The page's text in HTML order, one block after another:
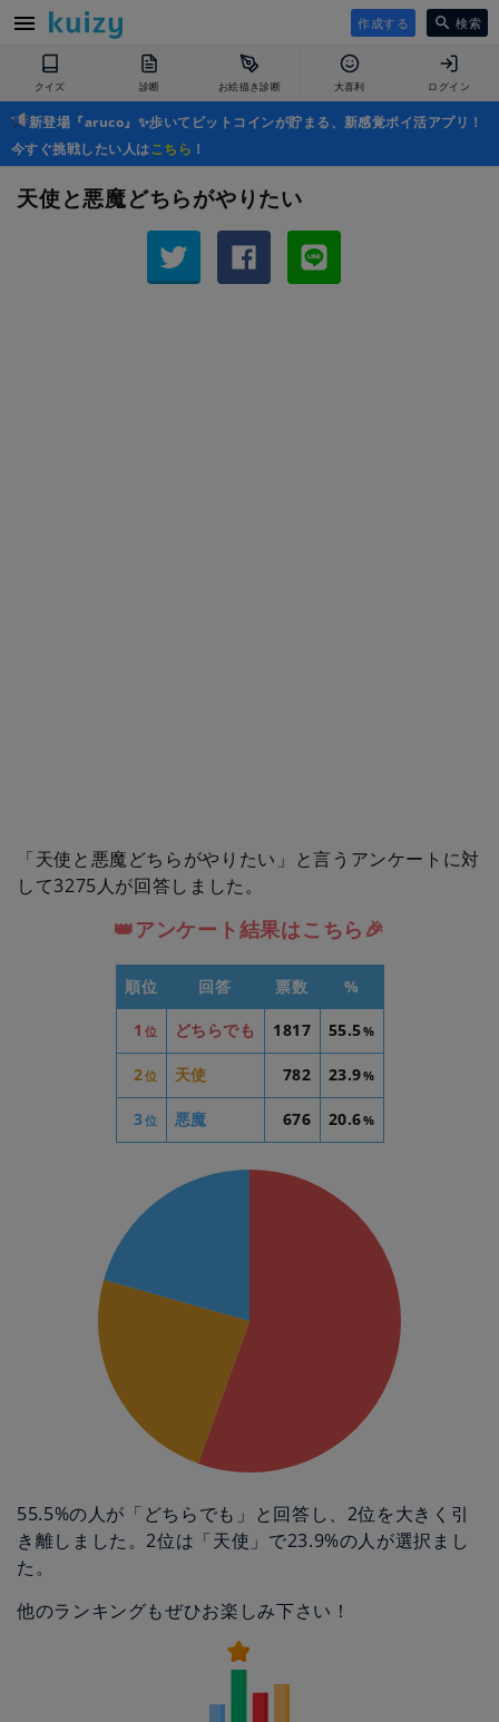
作成する 検索
クイズ 診断 お絵描き診断 大喜利 ログイン
新登場『aruco』✨歩いてビットコインが貯まる、新感覚ポイ活アプリ！
今すぐ挑戦したい人はこちら ！
天使と悪魔どちらがやりたい
「天使と悪魔どちらがやりたい」と言うアンケートに対
して3275人が回答しました。
👑アンケート結果はこちら🎉
順位 回答 票数 %
1 位 どちらでも 1817 55.5%
2位 天使 782 23.9%
3位 悪魔 676 20.6%
55.5%の人が「どちらでも」と回答し、2位を大きく引
き離しました。2位は「天使」で23.9%の人が選択まし
た。
他のランキングもぜひお楽しみ下さい！